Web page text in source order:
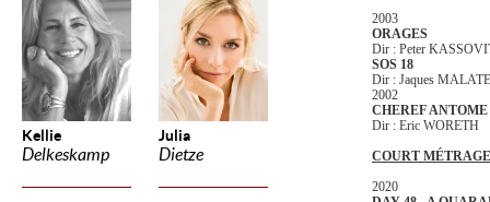
Kellie
Delkeskamp
Julia
Dietze
2003
ORAGES
Dir : Peter
SOS 18
Dir : Jaques
2002
CHEREF ANTOME
Dir : Eric WORETH
COURT MÉTRAGE
2020